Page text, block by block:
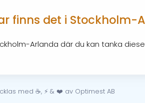
finns det i Stockholm-
Arlanda där du kan tanka
med ☕, ⚡ & ❤️ av Optimest AB